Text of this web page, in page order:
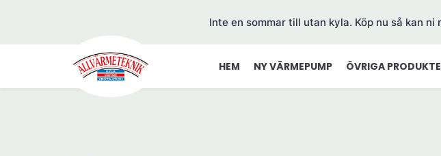
Inte en sommar till utan kyla. Köp nu så kan
HEM NY VÄRMEPUMP ÖVRIGA